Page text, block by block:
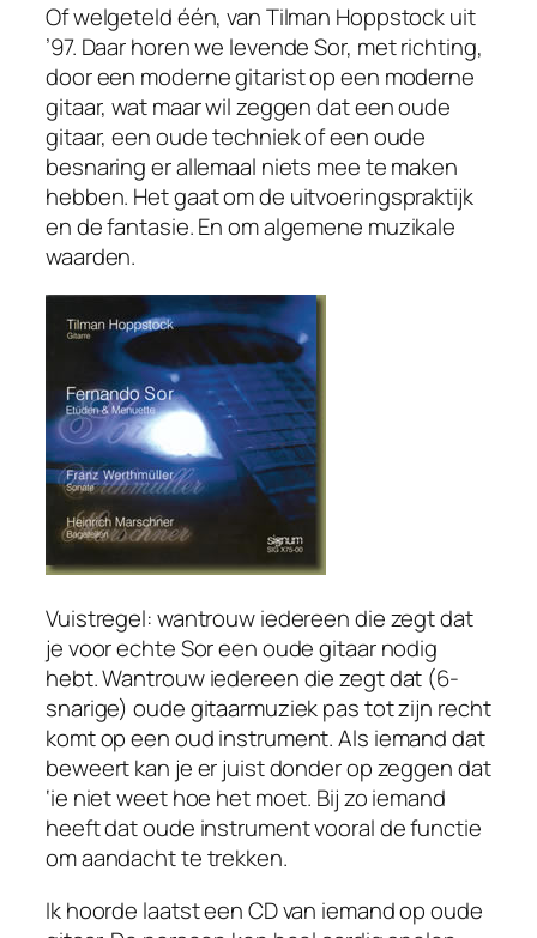
Of welgeteld één, van Tilman Hoppstock uit
’97. Daar horen we levende Sor, met richting,
door een moderne gitarist op een moderne
gitaar, wat maar wil zeggen dat een oude
gitaar, een oude techniek of een oude
besnaring er allemaal niets mee te maken
hebben. Het gaat om de uitvoeringspraktijk
en de fantasie. En om algemene muzikale
waarden.
Vuistregel: wantrouw iedereen die zegt dat
je voor echte Sor een oude gitaar nodig
hebt. Wantrouw iedereen die zegt dat (6-
snarige) oude gitaarmuziek pas tot zijn recht
komt op een oud instrument. Als iemand dat
beweert kan je er juist donder op zeggen dat
‘ie niet weet hoe het moet. Bij zo iemand
heeft dat oude instrument vooral de functie
om aandacht te trekken.
Ik hoorde laatst een CD van iemand op oude